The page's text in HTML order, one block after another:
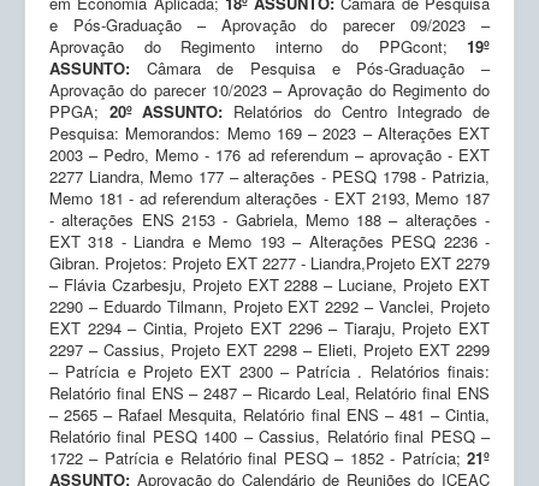
e Pós-Graduação – Aprovação do parecer 09/2023 –
Aprovação do Regimento interno do PPGcont; 19º
ASSUNTO: Câmara de Pesquisa e Pós-Graduação –
Aprovação do parecer 10/2023 – Aprovação do Regimento do
PPGA; 20º ASSUNTO: Relatórios do Centro Integrado de
Pesquisa: Memorandos: Memo 169 – 2023 – Alterações EXT
2003 – Pedro, Memo - 176 ad referendum – aprovação - EXT
2277 Liandra, Memo 177 – alterações - PESQ 1798 - Patrizia,
Memo 181 - ad referendum alterações - EXT 2193, Memo 187
- alterações ENS 2153 - Gabriela, Memo 188 – alterações -
EXT 318 - Liandra e Memo 193 – Alterações PESQ 2236 -
Gibran. Projetos: Projeto EXT 2277 - Liandra,Projeto EXT 2279
– Flávia Czarbesju, Projeto EXT 2288 – Luciane, Projeto EXT
2290 – Eduardo Tilmann, Projeto EXT 2292 – Vanclei, Projeto
EXT 2294 – Cintia, Projeto EXT 2296 – Tiaraju, Projeto EXT
2297 – Cassius, Projeto EXT 2298 – Elieti, Projeto EXT 2299
– Patrícia e Projeto EXT 2300 – Patrícia . Relatórios finais:
Relatório final ENS – 2487 – Ricardo Leal, Relatório final ENS
– 2565 – Rafael Mesquita, Relatório final ENS – 481 – Cintia,
Relatório final PESQ 1400 – Cassius, Relatório final PESQ –
1722 – Patrícia e Relatório final PESQ – 1852 - Patrícia; 21º
ASSUNTO: Aprovação do Calendário de Reuniões do ICEAC